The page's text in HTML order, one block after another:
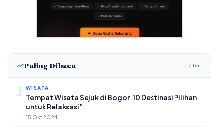
Paling Dibaca 7 hari
1 WISATA
Tempat Wisata Sejuk di Bogor: 10 Destinasi Pilihan
untuk Relaksasi”
15 Okt 2024